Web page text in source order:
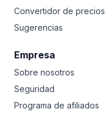
Convertidor de precios
Sugerencias
Empresa
Sobre nosotros
Seguridad
Programa de afiliados